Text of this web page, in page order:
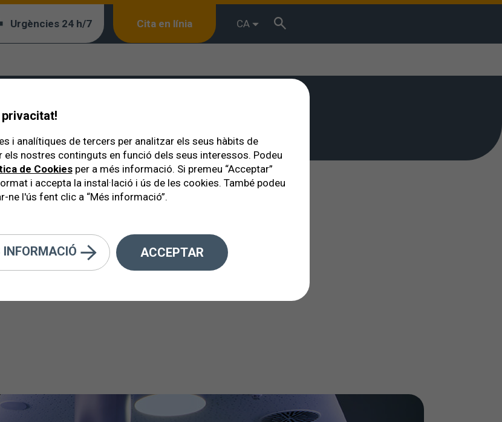
Urgències 24 h/7 Cita en línia CA
de Sanitas a Barcelona.
privacitat!
i analítiques de tercers per analitzar els seus hàbits de
els nostres continguts en funció dels seus interessos. Podeu
de Cookiesper a més informació. Si premeu “Acceptar”
i accepta la instal·lació i ús de les cookies. També podeu
ne l'ús fent clic a “Més informació”.
INFORMACIÓ ACCEPTAR